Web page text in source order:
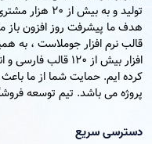
تولید و به بیش
هدف ما پیشرفت روز افزون
قالب نرم افزار جوملاست ، به
افزار بیش از 120
کرده ایم. حمایت شما از ما
پروژه می باشد. تیم توسعه
دسترسی سریع